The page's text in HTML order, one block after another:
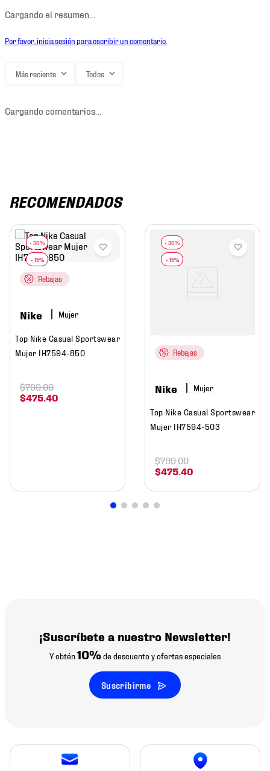
Cargando el resumen…
Por favor, inicia sesión para escribir un comentario.
Más reciente Todos
Cargando comentarios…
RECOMENDADOS
Rebajas
Nike Mujer
Top Nike Casual Sportswear
Mujer IH7594-850
$475.40
$799.00
Rebajas
Nike Mujer
Top Nike Casual Sportswear
Mujer IH7594-503
$475.40
$799.00
¡Suscríbete a nuestro Newsletter!
Y obtén10% de descuento y ofertas especiales
Suscribirme